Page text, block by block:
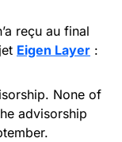
reçu au final
Eigen Layer :
None of
advisorship